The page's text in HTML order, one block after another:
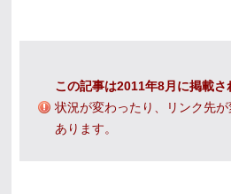
この記事は2011年8月に掲載さ
状況が変わったり、リンク先
あります。